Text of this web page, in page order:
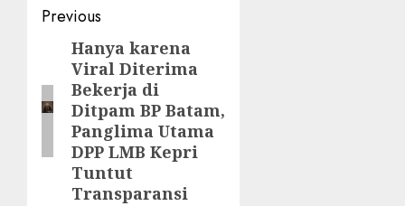
Post
navigation
Previous
Previous
post:
Hanya karena
Viral Diterima
Bekerja di
Ditpam BP Batam,
Panglima Utama
DPP LMB Kepri
Tuntut
Transparansi